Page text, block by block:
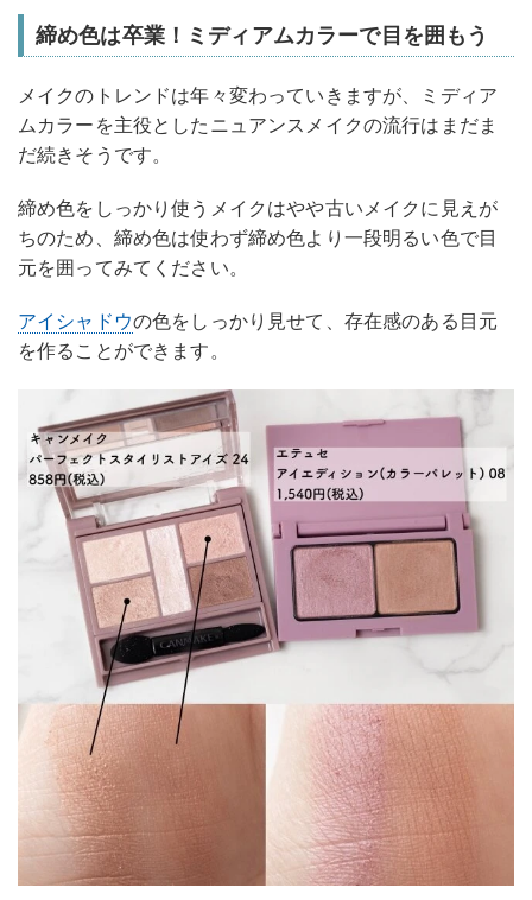
締め色は卒業！ミディアムカラーで目を囲もう
メイクのトレンドは年々変わっていきますが、ミディア
ムカラーを主役としたニュアンスメイクの流行はまだま
だ続きそうです。
締め色をしっかり使うメイクはやや古いメイクに見えが
ちのため、締め色は使わず締め色より一段明るい色で目
元を囲ってみてください。
アイシャドウの色をしっかり見せて、存在感のある目元
を作ることができます。